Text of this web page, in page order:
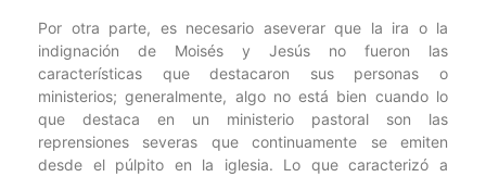
Por otra parte, es necesario aseverar que la ira o la
indignación de Moisés y Jesús no fueron las
características que destacaron sus personas o
ministerios; generalmente, algo no está bien cuando lo
que destaca en un ministerio pastoral son las
reprensiones severas que continuamente se emiten
desde el púlpito en la iglesia. Lo que caracterizó a